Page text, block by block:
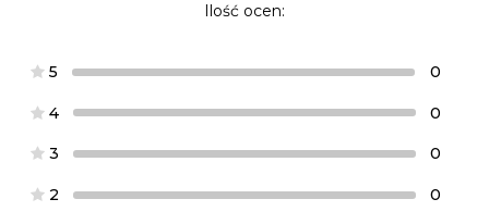
Ilość ocen:
5 0
4 0
3 0
2 0